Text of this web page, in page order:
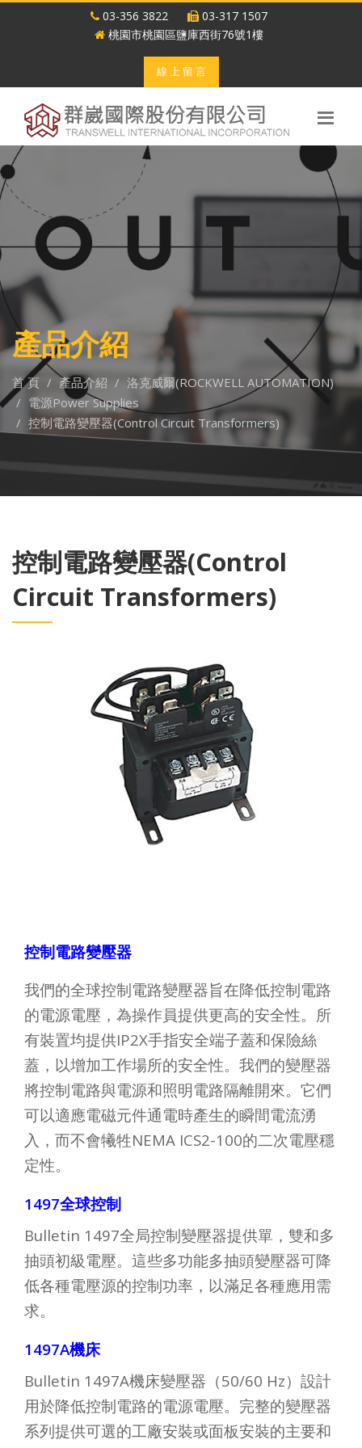
03-356 3822
03-317 1507
桃園市桃園區鹽庫西街76號1樓
線 上 留 言
產品介紹
首 頁 產品介紹
洛克威爾(ROCKWELL AUTOMATION)
電源Power Supplies
控制電路變壓器(Control Circuit Transformers)
控制電路變壓器(Control
Circuit Transformers)
控制電路變壓器
我們的全球控制電路變壓器旨在降低控制電路
的電源電壓，為操作員提供更高的安全性。所
有裝置均提供IP2X手指安全端子蓋和保險絲
蓋，以增加工作場所的安全性。我們的變壓器
將控制電路與電源和照明電路隔離開來。它們
可以適應電磁元件通電時產生的瞬間電流湧
入，而不會犧牲NEMA ICS2-100的二次電壓穩
定性。
1497全球控制
Bulletin 1497全局控制變壓器提供單，雙和多
抽頭初級電壓。這些多功能多抽頭變壓器可降
低各種電壓源的控制功率，以滿足各種應用需
求。
1497A機床
Bulletin 1497A機床變壓器（50/60 Hz）設計
用於降低控制電路的電源電壓。完整的變壓器
系列提供可選的工廠安裝或面板安裝的主要和